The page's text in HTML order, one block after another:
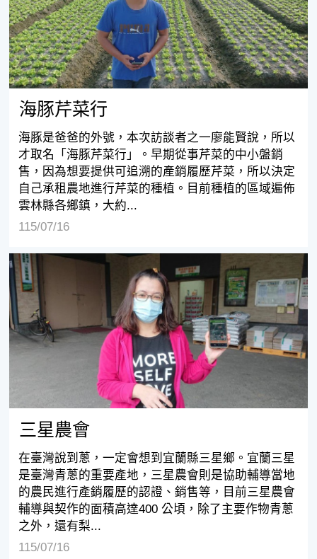
海豚芹菜行
海豚是爸爸的外號，本次訪談者之一廖能賢說，所以
才取名「海豚芹菜行」。早期從事芹菜的中小盤銷
售，因為想要提供可追溯的產銷履歷芹菜，所以決定
自己承租農地進行芹菜的種植。目前種植的區域遍佈
雲林縣各鄉鎮，大約...
115/07/16
三星農會
三星農會
在臺灣說到蔥，一定會想到宜蘭縣三星鄉。宜蘭三星
是臺灣青蔥的重要產地，三星農會則是協助輔導當地
的農民進行產銷履歷的認證、銷售等，目前三星農會
輔導與契作的面積高達400 公頃，除了主要作物青蔥
之外，還有梨...
115/07/16